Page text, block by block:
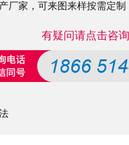
厂家，可来图来样按需定制
有疑问请点击咨